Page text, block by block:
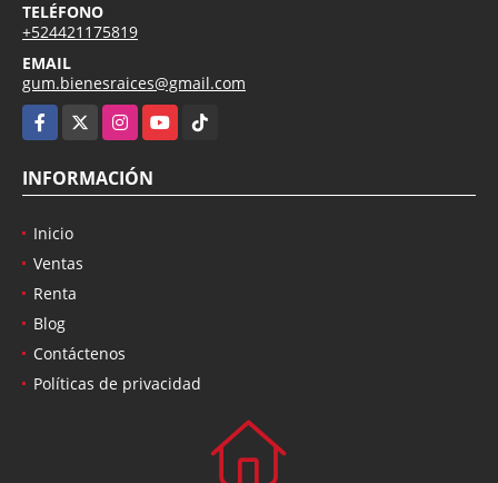
TELÉFONO
+524421175819
EMAIL
gum.bienesraices@gmail.com
Facebook
InstagramYouTubeTikTok
INFORMACIÓN
Inicio
Ventas
Renta
Blog
Contáctenos
Políticas de privacidad